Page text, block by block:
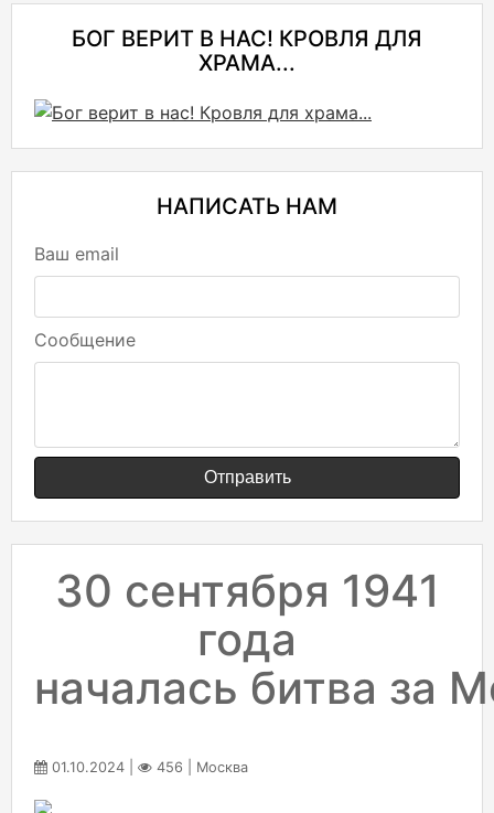
БОГ ВЕРИТ В НАС! КРОВЛЯ ДЛЯ
ХРАМА...
НАПИСАТЬ НАМ
Ваш email
Сообщение
Отправить
30 сентября 1941
года
началась битва за
01.10.2024 | 456 | Москва